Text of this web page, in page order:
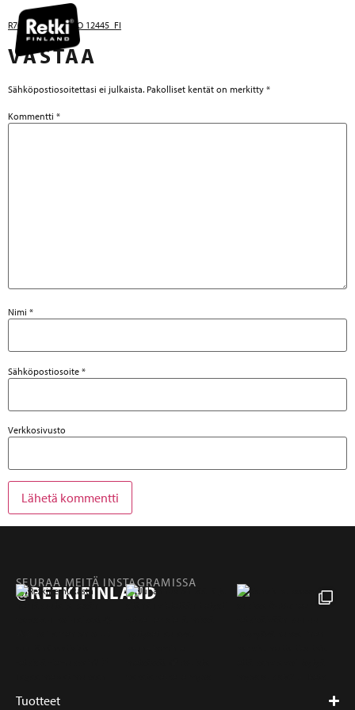
R7068_Manual_PO 12445_FI
VASTAA
Sähköpostiosoitettasi ei julkaista. Pakolliset kentät on merkitty *
Kommentti *
Nimi *
Sähköpostiosoite *
Verkkosivusto
SEURAA MEITÄ INSTAGRAMISSA
@RETKIFINLAND
Tuotteet